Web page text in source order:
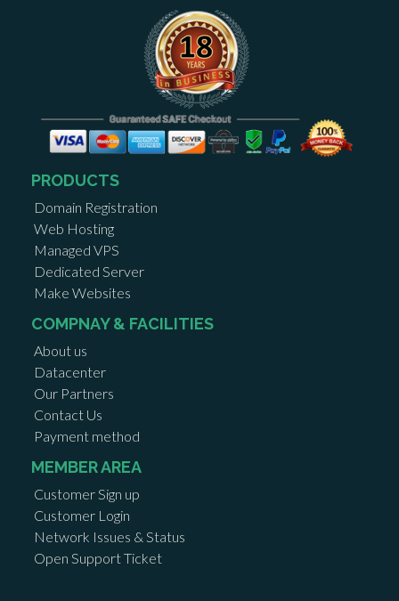
PRODUCTS
Domain Registration
Web Hosting
Managed VPS
Dedicated Server
Make Websites
COMPNAY & FACILITIES
About us
Datacenter
Our Partners
Contact Us
Payment method
MEMBER AREA
Customer Sign up
Customer Login
Network Issues & Status
Open Support Ticket